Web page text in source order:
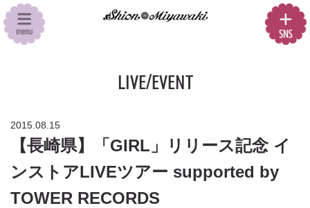
LIVE/EVENT
2015.08.15
【長崎県】「GIRL」リリース記念 イ
ンストアLIVEツアー supported by
TOWER RECORDS